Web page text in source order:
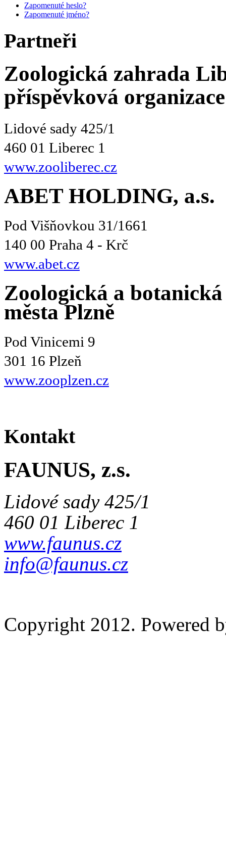
Zapomenuté heslo?
Zapomenuté jméno?
Partneři
Zoologická zahrada
příspěvková organizace
Lidové sady 425/1
460 01 Liberec 1
www.zooliberec.cz
ABET HOLDING, a.s.
Pod Višňovkou 31/1661
140 00 Praha 4 - Krč
www.abet.cz
Zoologická a
města Plzně
Pod Vinicemi 9
301 16 Plzeň
www.zooplzen.cz
Kontakt
FAUNUS, z.s.
Lidové sady 425/1
460 01 Liberec 1
www.faunus.cz
info@faunus.cz
Copyright 2012. Powered